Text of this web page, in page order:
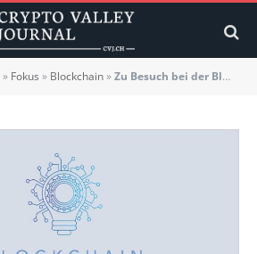
» Fokus » Blockchain»Zu Besuch bei der Blockchain Challenge 2019